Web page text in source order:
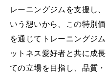
レーニングジムを支援し
いう想いから、この特別
を通じてトレーニングジ
ットネス愛好者と共に成
ての立場を目指し、品質